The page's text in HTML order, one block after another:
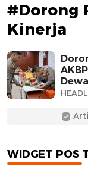
#Dorong
Kinerja
WIDGET POS